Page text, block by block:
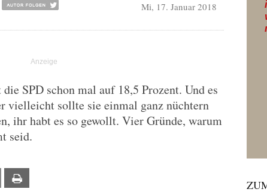
Mi, 17. Januar 2018
SPD schon mal auf 18,5 Prozent. Und es
vielleicht sollte sie einmal ganz nüchtern
ihr habt es so gewollt. Vier Gründe, warum
seid.
Email